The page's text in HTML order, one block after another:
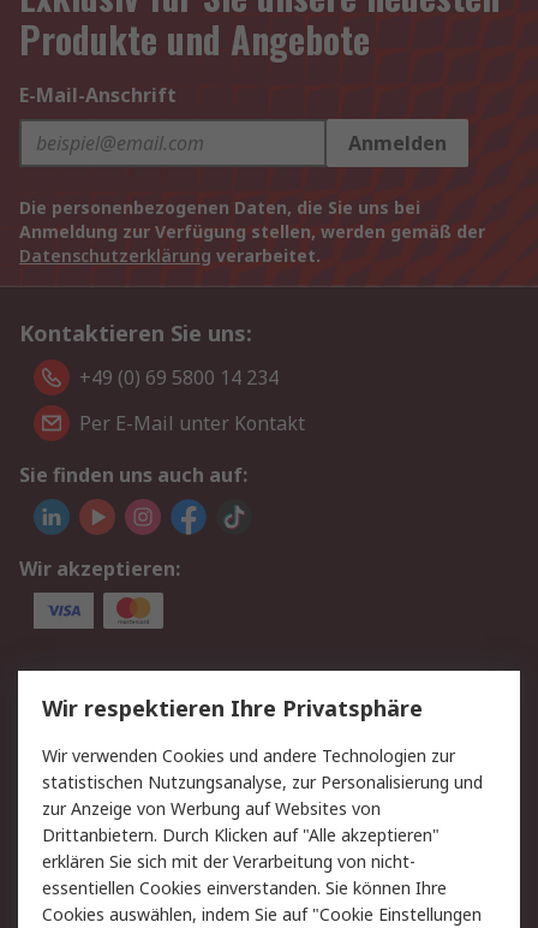
Produkte und Angebote
E-Mail-Anschrift
Anmelden
Die personenbezogenen Daten, die Sie uns bei
Anmeldung zur Verfügung stellen, werden gemäß der
Datenschutzerklärung verarbeitet.
Kontaktieren Sie uns:
+49 (0) 69 5800 14 234
Per E-Mail unter Kontakt
Sie finden uns auch auf:
Wir akzeptieren:
Service
Value Added Services
Lieferlösungen
Rücksendungen
Kontakt
Hilfe
Privatkunden
Rechtliches
AGB
Datenschutz
Wir respektieren Ihre Privatsphäre
Wir verwenden Cookies und andere Technologien zur
statistischen Nutzungsanalyse, zur Personalisierung und
zur Anzeige von Werbung auf Websites von
Drittanbietern. Durch Klicken auf "Alle akzeptieren"
erklären Sie sich mit der Verarbeitung von nicht-
essentiellen Cookies einverstanden. Sie können Ihre
Cookies auswählen, indem Sie auf "Cookie Einstellungen